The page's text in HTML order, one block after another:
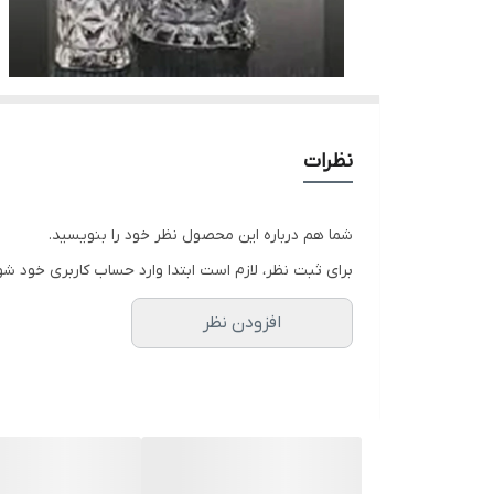
نظرات
شما هم درباره این محصول نظر خود را بنویسید.
برای ثبت نظر، لازم است ابتدا وارد حساب کاربری خود
افزودن نظر